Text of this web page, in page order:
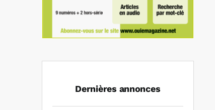
Dernières annonces